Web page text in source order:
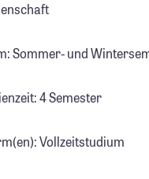
Sommer- und
4 Semester
Vollzeitstudium